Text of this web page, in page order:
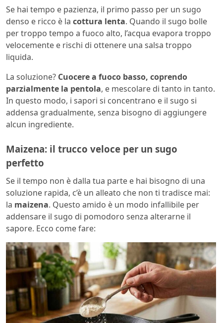
Se hai tempo e pazienza, il primo passo per un sugo
denso e ricco è la cottura lenta. Quando il sugo bolle
per troppo tempo a fuoco alto, l’acqua evapora troppo
velocemente e rischi di ottenere una salsa troppo
liquida.
La soluzione? Cuocere a fuoco basso, coprendo
parzialmente la pentola, e mescolare di tanto in tanto.
In questo modo, i sapori si concentrano e il sugo si
addensa gradualmente, senza bisogno di aggiungere
alcun ingrediente.
Maizena: il trucco veloce per un sugo
perfetto
Se il tempo non è dalla tua parte e hai bisogno di una
soluzione rapida, c’è un alleato che non ti tradisce mai:
la maizena. Questo amido è un modo infallibile per
addensare il sugo di pomodoro senza alterarne il
sapore. Ecco come fare: